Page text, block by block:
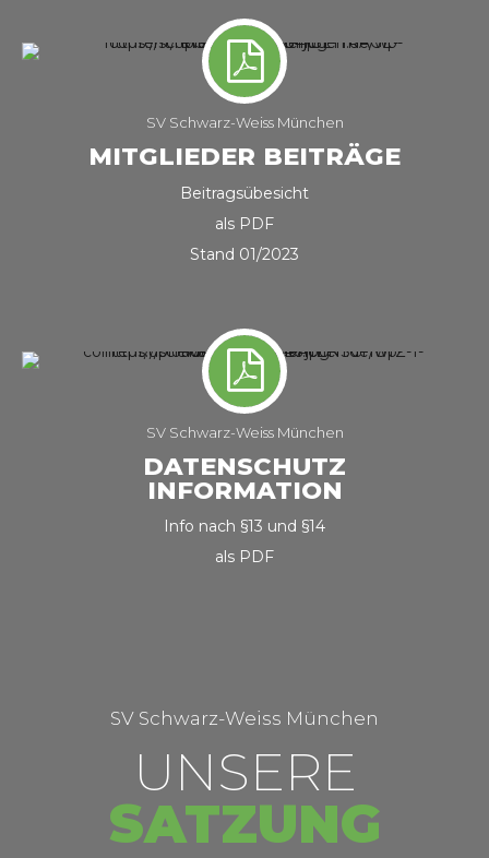
SV Schwarz-Weiss München
MITGLIEDER BEITRÄGE
Beitragsübesicht
als PDF
Stand 01/2023
SV Schwarz-Weiss München
DATENSCHUTZ
INFORMATION
Info nach §13 und §14
als PDF
SV Schwarz-Weiss München
UNSERE
SATZUNG